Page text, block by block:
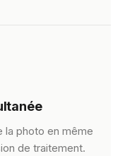
la photo en même
de traitement.